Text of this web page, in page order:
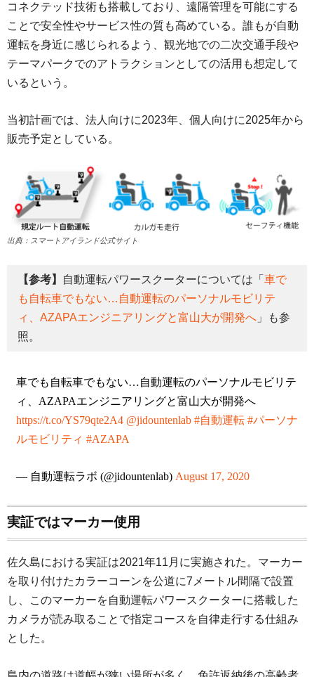
コネクテッド技術も搭載しており、遠隔管理を可能にする
ことで安全性やサービス性の質も高めている。誰もが自動
運転を身近に感じられるよう、観光地での二次交通手段や
テーマパークでのアトラクションとしての活用も想定して
いるという。
当初計画では、法人向けに2023年、個人向けに2025年から
販売予定としている。
出典：スマートアイランド公式サイト
【参考】 自動運転パワースクーターについては「 車で
も自転車でもない…自動運転のパーソナルモビリテ
ィ、AZAPAエンジニアリングと富山大が開発へ 」も参
照。
車でも自転車でもない…自動運転のパーソナルモビリテ
ィ、AZAPAエンジニアリングと富山大が開発へ
https://t.co/YS79qte2A4 @jidountenlab #自動運転 #パーソナ
ルモビリティ #AZAPA
— 自動運転ラボ (@jidountenlab) August 17, 2020
実証ではマーカー使用
佐久島における実証は2021年11月に実施された。マーカー
を取り付けたカラーコーンを公道に7メートル間隔で設置
し、このマーカーを自動運転パワースクーターに搭載した
カメラが読み取ることで指定コースを自律走行する仕組み
とした。